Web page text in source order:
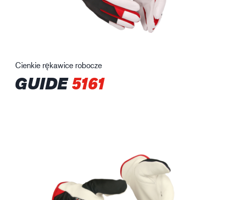
Cienkie rękawice robocze
GUIDE5161